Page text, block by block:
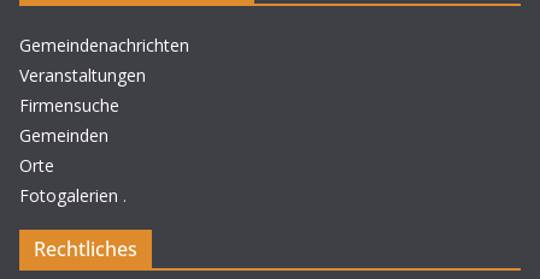
Gemeindenachrichten
Veranstaltungen
Firmensuche
Gemeinden
Orte
Fotogalerien .
Rechtliches